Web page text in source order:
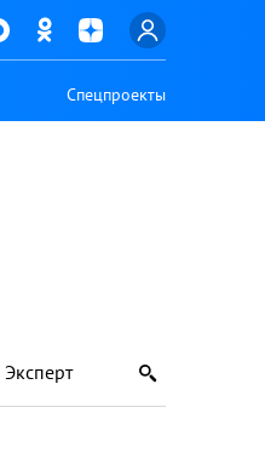
Спецпроекты
Эксперт